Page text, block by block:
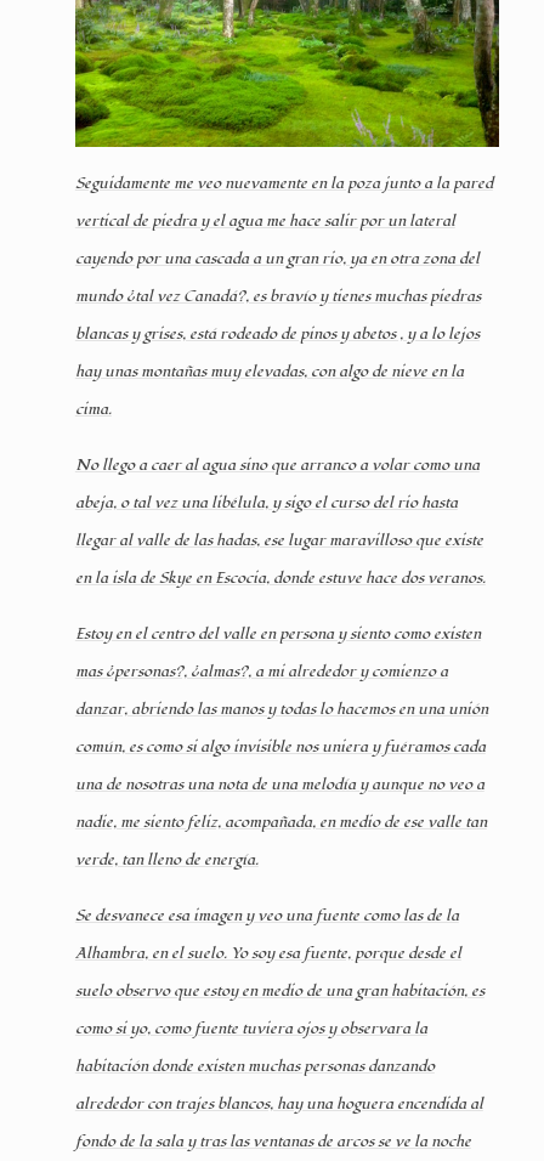
Seguidamente me veo nuevamente en la poza junto a la pared
vertical de piedra y el agua me hace salir por un lateral
cayendo por una cascada a un gran rio, ya en otra zona del
mundo ¿tal vez Canadá?, es bravío y tienes muchas piedras
blancas y grises, está rodeado de pinos y abetos , y a lo lejos
hay unas montañas muy elevadas, con algo de nieve en la
cima.
No llego a caer al agua sino que arranco a volar como una
abeja, o tal vez una libélula, y sigo el curso del rio hasta
llegar al valle de las hadas, ese lugar maravilloso que existe
en la isla de Skye en Escocia, donde estuve hace dos veranos.
Estoy en el centro del valle en persona y siento como existen
mas ¿personas?, ¿almas?, a mi alrededor y comienzo a
danzar, abriendo las manos y todas lo hacemos en una unión
común, es como si algo invisible nos uniera y fuéramos cada
una de nosotras una nota de una melodía y aunque no veo a
nadie, me siento feliz, acompañada, en medio de ese valle tan
verde, tan lleno de energía.
Se desvanece esa imagen y veo una fuente como las de la
Alhambra, en el suelo. Yo soy esa fuente, porque desde el
suelo observo que estoy en medio de una gran habitación, es
como si yo, como fuente tuviera ojos y observara la
habitación donde existen muchas personas danzando
alrededor con trajes blancos, hay una hoguera encendida al
fondo de la sala y tras las ventanas de arcos se ve la noche